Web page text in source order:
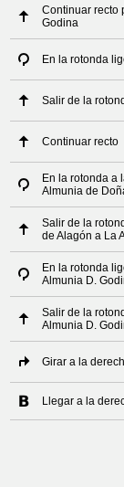
Continuar recto
Godina
En la rotonda
Salir de la
Continuar recto
En la rotonda a
Almunia de
Salir de la
de Alagón a La
En la rotonda
Almunia D.
Salir de la
Almunia D.
Girar a la
Llegar a la